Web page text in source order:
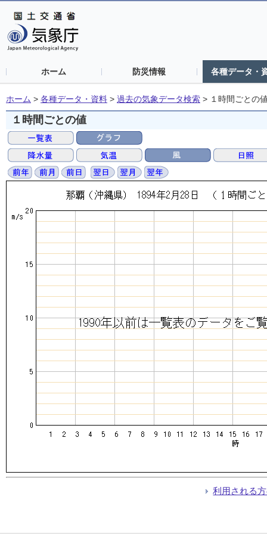
ホーム 防災情報 各種データ・
ホーム > 各種データ・資料 > 過去の気象データ検索 > １時間ごとの
１時間ごとの値
利用される